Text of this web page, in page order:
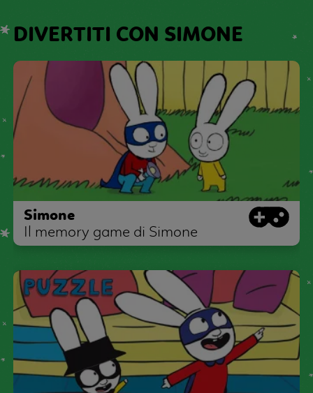
DIVERTITI CON SIMONE
Simone
Il memory game di Simone